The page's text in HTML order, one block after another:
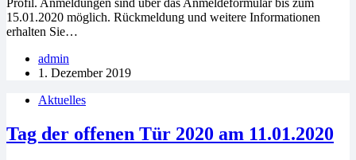
Profil. Anmeldungen sind über das Anmeldeformular bis zum
15.01.2020 möglich. Rückmeldung und weitere Informationen
erhalten Sie…
admin
1. Dezember 2019
Aktuelles
Tag der offenen Tür 2020 am 11.01.2020